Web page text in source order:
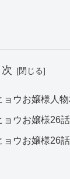
ウお嬢様人
ウお嬢様26
ウお嬢様26